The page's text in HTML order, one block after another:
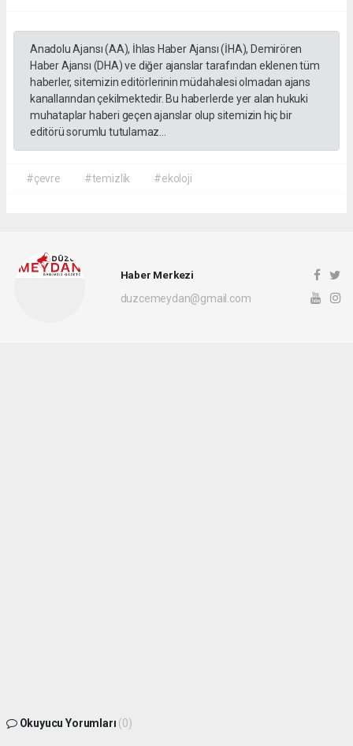
Anadolu Ajansı (AA), İhlas Haber Ajansı (İHA), Demirören
Haber Ajansı (DHA) ve diğer ajanslar tarafından eklenen tüm
haberler, sitemizin editörlerinin müdahalesi olmadan ajans
kanallarından çekilmektedir. Bu haberlerde yer alan hukuki
muhataplar haberi geçen ajanslar olup sitemizin hiç bir
editörü sorumlu tutulamaz...
#çevre #temizlik #ekoloji
Haber Merkezi
duzcemeydan@gmail.com
Okuyucu Yorumları (0)